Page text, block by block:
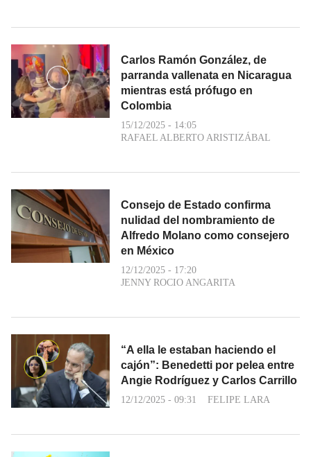
Carlos Ramón González, de
parranda vallenata en Nicaragua
mientras está prófugo en
Colombia
15/12/2025 - 14:05
RAFAEL ALBERTO ARISTIZÁBAL
Consejo de Estado confirma
nulidad del nombramiento de
Alfredo Molano como consejero
en México
12/12/2025 - 17:20
JENNY ROCIO ANGARITA
“A ella le estaban haciendo el
cajón”: Benedetti por pelea entre
Angie Rodríguez y Carlos Carrillo
12/12/2025 - 09:31 FELIPE LARA